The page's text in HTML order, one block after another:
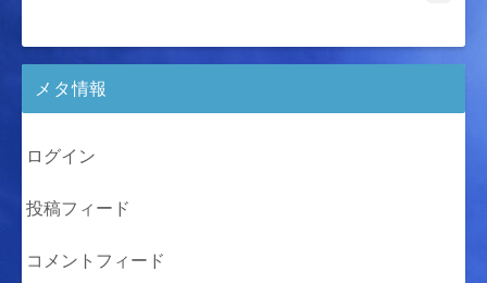
メタ情報
ログイン
投稿フィード
コメントフィード